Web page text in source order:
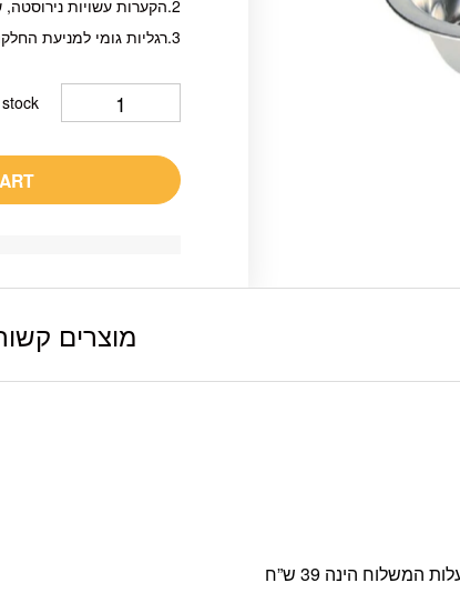
2.הקערות עשויות נירוסטה, שאינה מחלידה.
3.רגליות גומי למניעת החלקה.
מוצרים